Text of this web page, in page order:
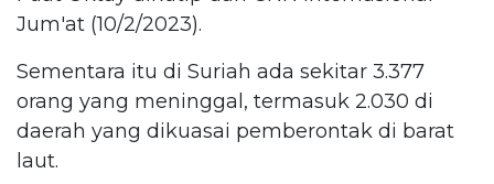
Jum'at (10/2/2023).
Sementara itu di Suriah ada sekitar 3.377
orang yang meninggal, termasuk 2.030 di
daerah yang dikuasai pemberontak di barat
laut.